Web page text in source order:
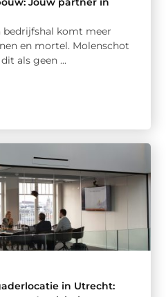
bedrijfshal komt meer
en mortel. Molenschot
als geen ...
in Utrecht: